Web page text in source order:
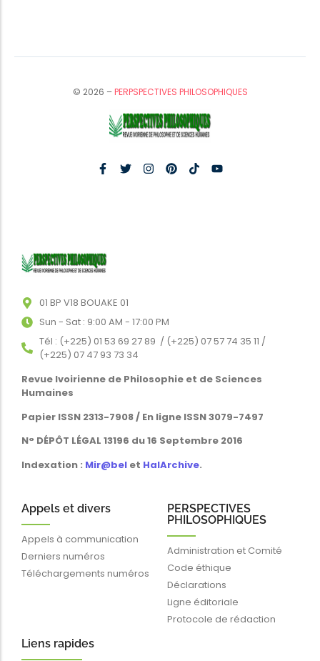
© 2026 –PERPSPECTIVES PHILOSOPHIQUES
01 BP V18 BOUAKE 01
Sun - Sat : 9:00 AM - 17:00 PM
Tél : (+225) 01 53 69 27 89 / (+225) 07 57 74 35 11 /
(+225) 07 47 93 73 34
Revue Ivoirienne de Philosophie et de Sciences
Humaines
Papier ISSN 2313-7908 / En ligne ISSN 3079-7497
N° DÉPÔT LÉGAL 13196 du 16 Septembre 2016
Indexation : Mir@bel et HalArchive.
Appels et divers
Appels à communication
Derniers numéros
Téléchargements numéros
PERSPECTIVES
PHILOSOPHIQUES
Administration et Comité
Code éthique
Déclarations
Ligne éditoriale
Protocole de rédaction
Liens rapides